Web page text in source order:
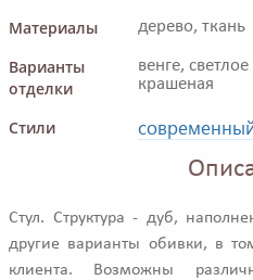
Материалы дерево, ткань
Варианты
отделки
венге,
крашеная
Стили
Стул. Структура - дуб,
другие варианты обивки, в
клиента. Возможны